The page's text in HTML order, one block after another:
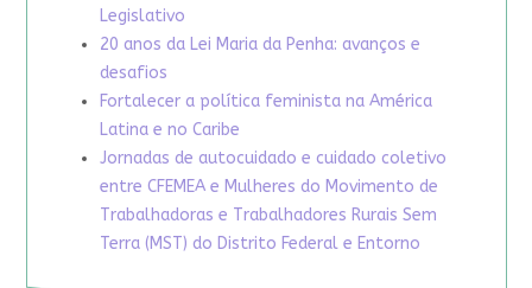
Legislativo
20 anos da Lei Maria da Penha: avanços e
desafios
Fortalecer a política feminista na América
Latina e no Caribe
Jornadas de autocuidado e cuidado coletivo
entre CFEMEA e Mulheres do Movimento de
Trabalhadoras e Trabalhadores Rurais Sem
Terra (MST) do Distrito Federal e Entorno